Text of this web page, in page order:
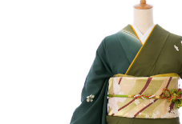
着物の種類から探す